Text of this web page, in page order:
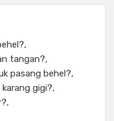
tangan?
pasang behel?
gigi?